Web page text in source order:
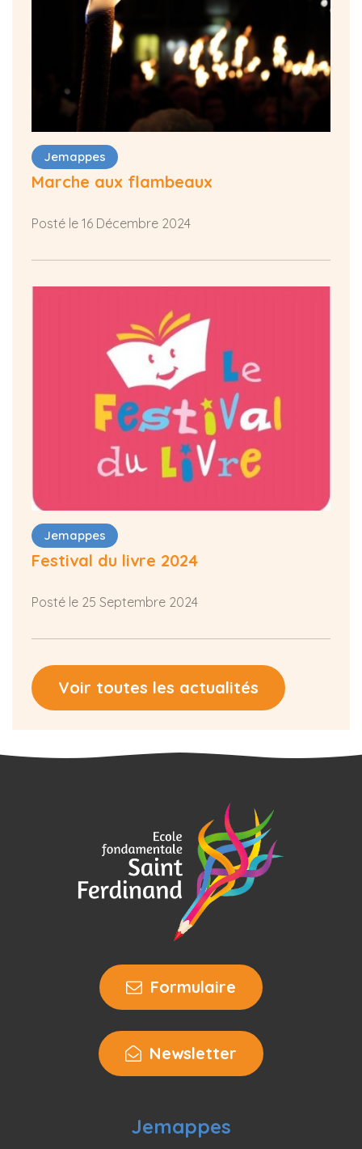
Jemappes
Marche aux flambeaux
Posté le 16 Décembre 2024
Jemappes
Festival du livre 2024
Posté le 25 Septembre 2024
Voir toutes les actualités
Formulaire
Newsletter
Jemappes